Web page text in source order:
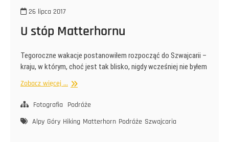
26 lipca 2017
U stóp Matterhornu
Tegoroczne wakacje postanowiłem rozpocząć do Szwajcarii –
kraju, w którym, choć jest tak blisko, nigdy wcześniej nie byłem
Zobacz więcej ...
Matterhornu
Fotografia
Podróże
Alpy Góry Hiking Matterhorn Podróże Szwajcaria